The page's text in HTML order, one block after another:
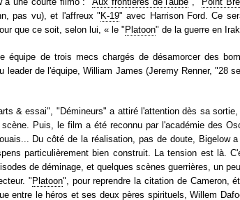
pas vu), et l'affreux " K-19" avec Harrison Ford. Ce
que ce soit, selon lui, « le " Platoon" de la guerre en
équipe de trois mecs chargés de désamorcer des
leader de l'équipe, William James (Jeremy Renner, "28
& essai", "Démineurs" a attiré l'attention dès sa
Puis, le film a été reconnu par l'académie des
Du côté de la réalisation, pas de doute, Bigelow
particulièrement bien construit. La tension est là.
de déminage, et quelques scènes guerrières, un
" Platoon", pour reprendre la citation de Cameron,
entre le héros et ses deux pères spirituels, Willem